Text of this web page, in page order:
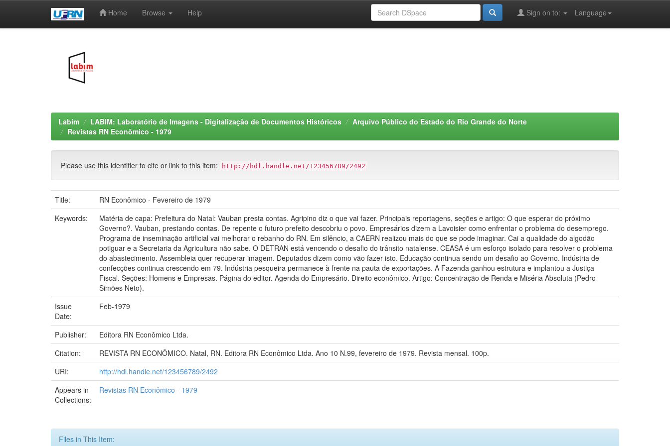
Home Browse Help Language
Sign on to:
Labim LABIM: Laboratório de Imagens - Digitalização de Documentos Históricos
Arquivo Público do Estado do Rio Grande do Norte
Revistas RN Econômico - 1979
Please use this identifier to cite or link to this item: http://hdl.handle.net/123456789/2492
Title:
RN Econômico - Fevereiro de 1979
Keywords:
Matéria de capa: Prefeitura do Natal: Vauban presta contas. Agripino diz o que vai fazer. Principais reportagens, seções e artigo: O que esperar do próximo
Governo?. Vauban, prestando contas. De repente o futuro prefeito descobriu o povo. Empresários dizem a Lavoisier como enfrentar o problema do desemprego.
Programa de inseminação artificial vai melhorar o rebanho do RN. Em silêncio, a CAERN realizou mais do que se pode imaginar. Cai a qualidade do algodão
potiguar e a Secretaria da Agricultura não sabe. O DETRAN está vencendo o desafio do trânsito natalense. CEASA é um esforço isolado para resolver o problema
do abastecimento. Assembleia quer recuperar imagem. Deputados dizem como vão fazer isto. Educação continua sendo um desafio ao Governo. Indústria de
confecções continua crescendo em 79. Indústria pesqueira permanece à frente na pauta de exportações. A Fazenda ganhou estrutura e implantou a Justiça
Fiscal. Seções: Homens e Empresas. Página do editor. Agenda do Empresário. Direito econômico. Artigo: Concentração de Renda e Miséria Absoluta (Pedro
Simões Neto).
Issue
Date:
Feb-1979
Publisher:
Editora RN Econômico Ltda.
Citation:
REVISTA RN ECONÔMICO. Natal, RN. Editora RN Econômico Ltda. Ano 10 N.99, fevereiro de 1979. Revista mensal. 100p.
URI:
http://hdl.handle.net/123456789/2492
Appears in
Collections:
Revistas RN Econômico - 1979
Files in This Item: